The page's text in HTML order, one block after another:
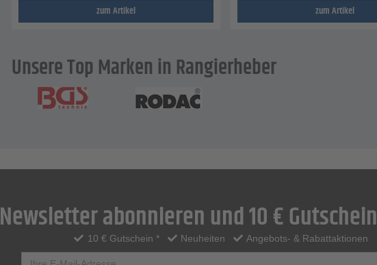
zum Artikel zum Artikel
Unsere Top Marken in Rangierheber
Newsletter abonnieren und 10 €
10 € Gutschein * Neuheiten Angebots- & Rabattaktionen